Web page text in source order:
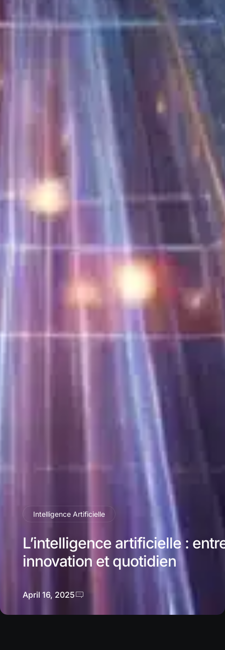
Intelligence Artificielle
L’intelligence artificielle :
innovation et quotidien
April 16, 2025